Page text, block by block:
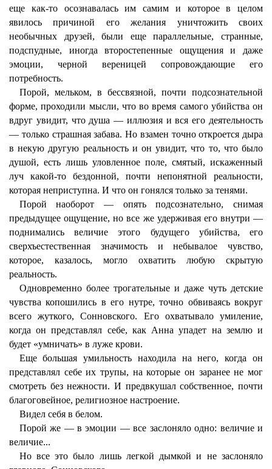
еще как-то осознавалась им самим и которое в целом
явилось причиной его желания уничтожить своих
необычных друзей, были еще параллельные, странные,
подспудные, иногда второстепенные ощущения и даже
эмоции, черной вереницей сопровождающие его
потребность.
Порой, мельком, в бессвязной, почти подсознательной
форме, проходили мысли, что во время самого убийства он
вдруг увидит, что душа — иллюзия и вся его деятельность
— только страшная забава. Но взамен точно откроется дыра
в некую другую реальность и он увидит, что то, что было
душой, есть лишь уловленное поле, смятый, искаженный
луч какой-то бездонной, почти непонятной реальности,
которая неприступна. И что он гонялся только за тенями.
Порой наоборот — опять подсознательно, снимая
предыдущее ощущение, но все же удерживая его внутри —
поднимались величие этого будущего убийства, его
сверхъестественная значимость и небывалое чувство,
которое, казалось, могло охватить любую скрытую
реальность.
Одновременно более трогательные и даже чуть детские
чувства копошились в его нутре, точно обвиваясь вокруг
всего жуткого, Сонновского. Его охватывало умиление,
когда он представлял себе, как Анна упадет на землю и
будет «умничать» в луже крови.
Еще большая умильность находила на него, когда он
представлял себе их трупы, на которые он заранее не мог
смотреть без нежности. И предвкушал собственное, почти
благоговейное, религиозное настроение.
Видел себя в белом.
Порой же — в эмоции — все заслоняло одно: величие и
величие...
Но все это было лишь легкой дымкой и не заслоняло